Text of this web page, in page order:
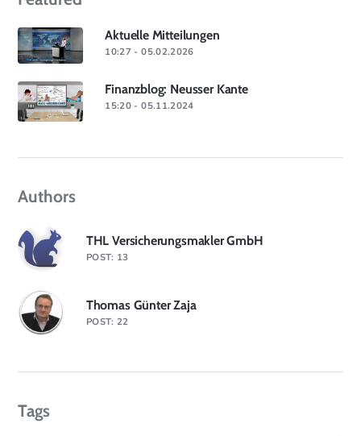
Aktuelle Mitteilungen
10:27 - 05.02.2026
Finanzblog: Neusser Kante
15:20 - 05.11.2024
Authors
THL Versicherungsmakler GmbH
POST: 13
Thomas Günter Zaja
POST: 22
Tags